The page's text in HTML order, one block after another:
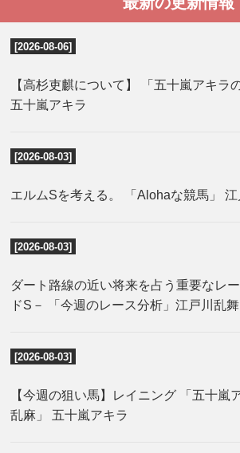
[2026-08-06]
【高杉吏麒について】 「五十嵐アキラ
五十嵐アキラ
[2026-08-03]
エルムSを考える。 「Alohaな競馬」
[2026-08-03]
ダート路線の近い将来を占う重要なレ
ドS－ 「今週のレース分析」江戸川乱舞
[2026-08-03]
【今週の狙い馬】レイニング 「五十嵐
乱麻」 五十嵐アキラ